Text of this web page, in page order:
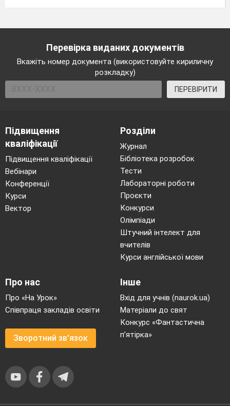
Перевірка виданих документів
Вкажіть номер документа (використовуйте кириличну
розкладку)
ПЕРЕВІРИТИ
Підвищення
кваліфікації
Підвищення кваліфікації
Вебінари
Конференції
Курси
Вектор
Розділи
Журнал
Бібліотека розробок
Тести
Лабораторні роботи
Проєкти
Конкурси
Олімпіади
Штучний інтелект для
вчителів
Курси англійської мови
Про нас
Про «На Урок»
Співпраця закладів освіти
Зворотний зв'язок
Інше
Вхід для учнів (naurok.ua)
Матеріали до свят
Конкурс «Фантастична
п’ятірка»